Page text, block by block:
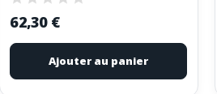
62,30 €
Ajouter au panier